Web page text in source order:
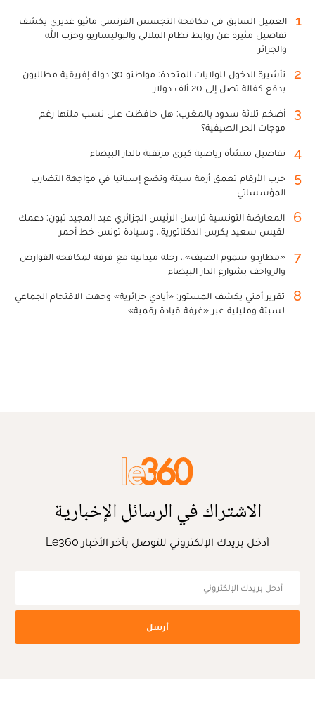
1
العميل السابق في مكافحة التجسس الفرنسي ماثيو غديري يكشف
تفاصيل مثيرة عن روابط نظام الملالي والبوليساريو وحزب الله
والجزائر
2
تأشيرة الدخول للولايات المتحدة: مواطنو 30 دولة إفريقية مطالبون
بدفع كفالة تصل إلى 20 ألف دولار
3
أضخم ثلاثة سدود بالمغرب: هل حافظت على نسب ملئها رغم
موجات الحر الصيفية؟
4 تفاصيل منشأة رياضية كبرى مرتقبة بالدار البيضاء
5
حرب الأرقام تعمق أزمة سبتة وتضع إسبانيا في مواجهة التضارب
المؤسساتي
6
المعارضة التونسية تراسل الرئيس الجزائري عبد المجيد تبون: دعمك
لقيس سعيد يكرس الدكتاتورية.. وسيادة تونس خط أحمر
7
«مطارِدو سموم الصيف».. رحلة ميدانية مع فرقة لمكافحة القوارض
والزواحف بشوارع الدار البيضاء
8
تقرير أمني يكشف المستور: «أيادي جزائرية» وجهت الاقتحام الجماعي
لسبتة ومليلية عبر «غرفة قيادة رقمية»
الاشتراك في الرسائل الإخبارية
أدخل بريدك الإلكتروني للتوصل بآخر الأخبار Le360
أرسل